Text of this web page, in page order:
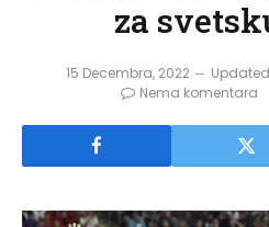
za
15 Decembra, 2022
Nema komentara